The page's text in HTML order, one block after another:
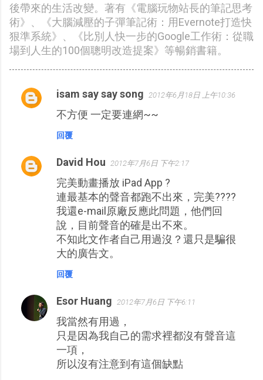
後帶來的生活改變。著有《電腦玩物站長的筆記思考
術》、《大腦減壓的子彈筆記術：用Evernote打造快
狠準系統》、《比別人快一步的Google工作術：從職
場到人生的100個聰明改造提案》等暢銷書籍。
留
isam say say song 2012年6月18日 上午10:36
不方便 一定要連網~~
回覆
David Hou 2012年7月6日 下午2:17
完美動畫播放 iPad App ?
連最基本的聲音都跑不出來，完美????
我還e-mail原廠反應此問題，他們回
說，目前聲音的確是出不來。
不知此文作者自己用過沒？還只是騙很
大的廣告文。
回覆
Esor Huang 2012年7月6日 下午6:11
我當然有用過，
只是因為我自己的需求裡都沒有聲音這
一項，
所以沒有注意到有這個缺點